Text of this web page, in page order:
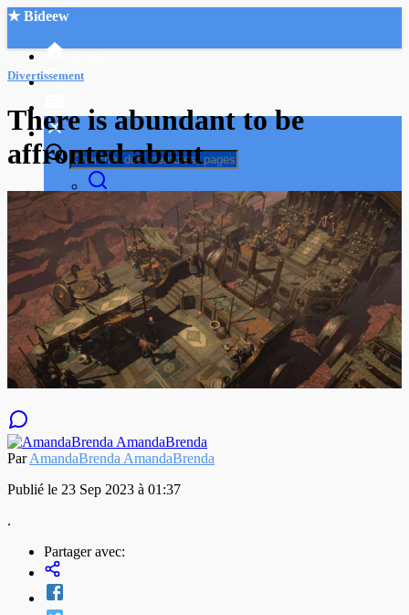
★ Bideew
Recherche Avancée
Mon compte
Connexion
Créer un compte
Mode nuit
Divertissement
There is abundant to be
affronted about
ParAmandaBrenda AmandaBrenda
Publié le 23 Sep 2023 à 01:37
.
Partager avec: